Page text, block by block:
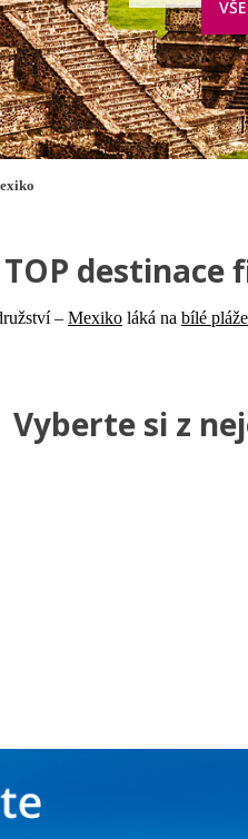
TOP destinace
– Mexiko láká na bílé
Vyberte si z